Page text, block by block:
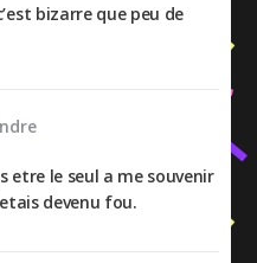
bizarre que peu de
etre le seul a me souvenir
devenu fou.